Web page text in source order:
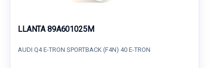
LLANTA 89A601025M
AUDI Q4 E-TRON SPORTBACK (F4N) 40 E-TRON